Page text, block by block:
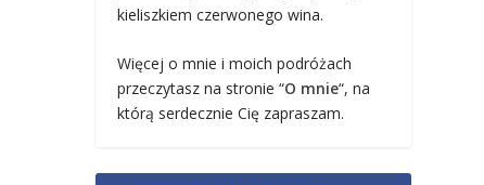
kieliszkiem czerwonego wina.
Więcej o mnie i moich podróżach
przeczytasz na stronie “O mnie“, na
którą serdecznie Cię zapraszam.